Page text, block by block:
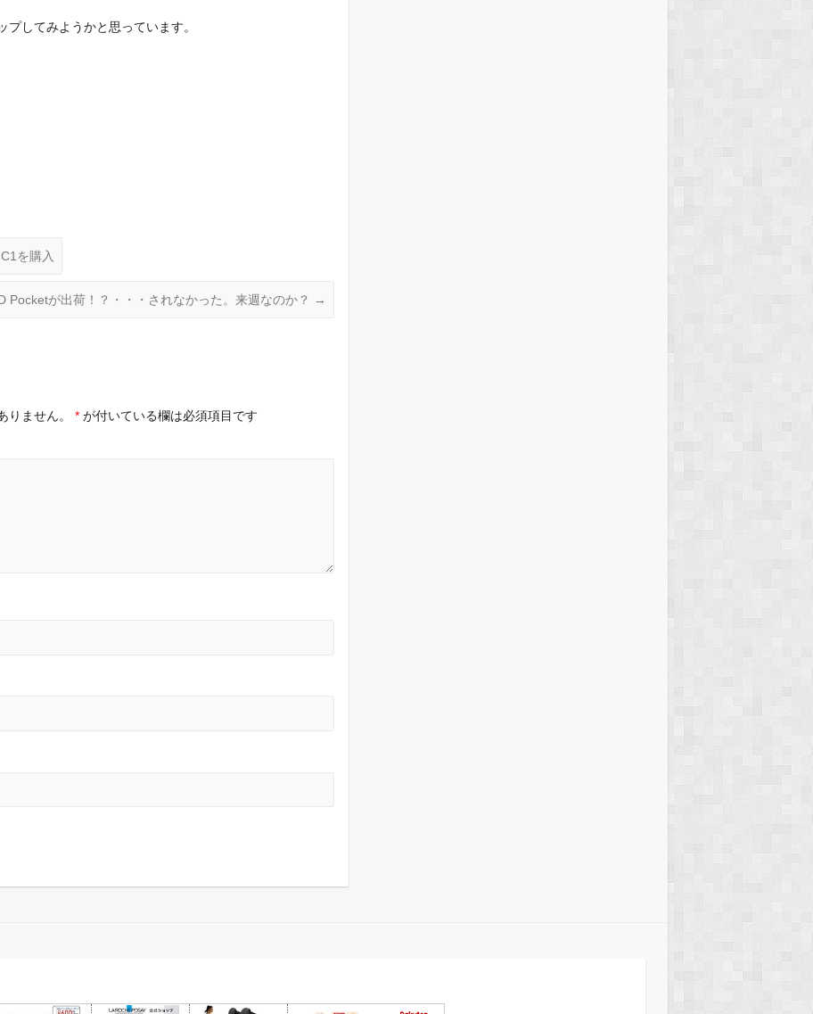
してみようかと思っています。
を購入
Pocketが出荷！？・・・されなかった。来週なのか？ →
りません。 * が付いている欄は必須項目です